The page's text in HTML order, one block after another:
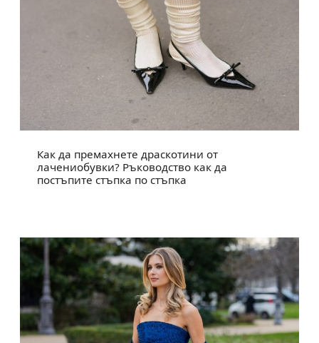
Как да премахнете драскотини от
лачениобувки? Ръководство как да
постъпите стъпка по стъпка